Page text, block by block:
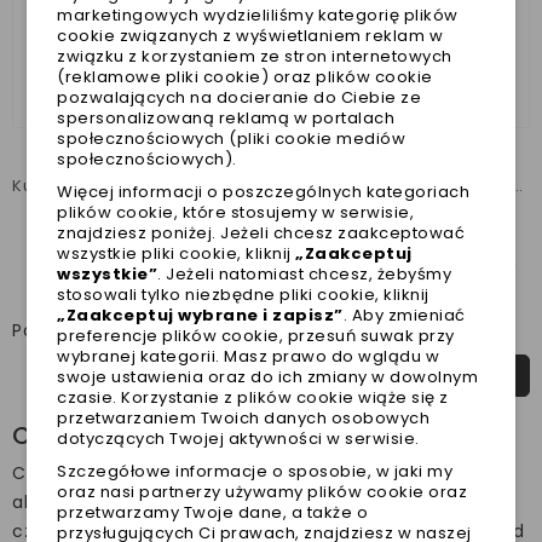
Kurtka czerwona z szelkami CLIMBER Milk&Pepper
290,00 zł
Najniższa cena w ciągu
ostatnich 30 dni : 290,00 zł
Ekstrawagancka kurtka dla psa KIARA Milk&Pepper
330,00 zł
Najniższa cena w ciągu
ostatnich 30 dni : 330,00 zł
Pokazano 13-24 z 55 pozycji
 1 2 3 … 5
Ciepła kurtka dla psa
Ciepła kurtka dla psa jest jednym z niezbędnych
akcesoriów na zimę. Pamiętajmy, że pieski ras małych
czy krótkowłosych potrzebują dodatkowej ochrony przed
marketingowych wydzieliliśmy kategorię plików
cookie związanych z wyświetlaniem reklam w
związku z korzystaniem ze stron internetowych
(reklamowe pliki cookie) oraz plików cookie
pozwalających na docieranie do Ciebie ze
spersonalizowaną reklamą w portalach
społecznościowych (pliki cookie mediów
społecznościowych).
Więcej informacji o poszczególnych kategoriach
plików cookie, które stosujemy w serwisie,
znajdziesz poniżej. Jeżeli chcesz zaakceptować
wszystkie pliki cookie, kliknij„Zaakceptuj
wszystkie”. Jeżeli natomiast chcesz, żebyśmy
stosowali tylko niezbędne pliki cookie, kliknij
„Zaakceptuj wybrane i zapisz”. Aby zmieniać
preferencje plików cookie, przesuń suwak przy
wybranej kategorii. Masz prawo do wglądu w
swoje ustawienia oraz do ich zmiany w dowolnym
czasie. Korzystanie z plików cookie wiąże się z
przetwarzaniem Twoich danych osobowych
dotyczących Twojej aktywności w serwisie.
Szczegółowe informacje o sposobie, w jaki my
oraz nasi partnerzy używamy plików cookie oraz
przetwarzamy Twoje dane, a także o
przysługujących Ci prawach, znajdziesz w naszej